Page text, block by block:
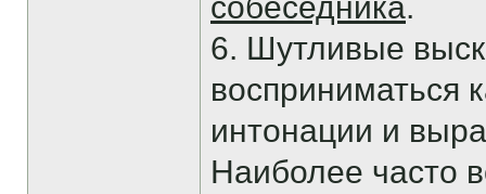
6. Шутливые
восприниматься
интонации и
Наиболее часто